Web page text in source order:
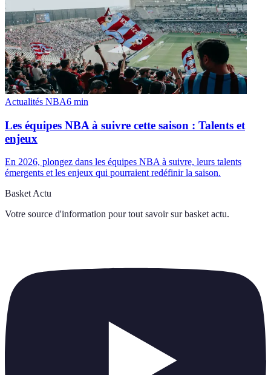
Actualités NBA6 min
Les équipes NBA à suivre cette saison : Talents et
enjeux
En 2026, plongez dans les équipes NBA à suivre, leurs talents
émergents et les enjeux qui pourraient redéfinir la saison.
Basket Actu
Votre source d'information pour tout savoir sur basket actu.